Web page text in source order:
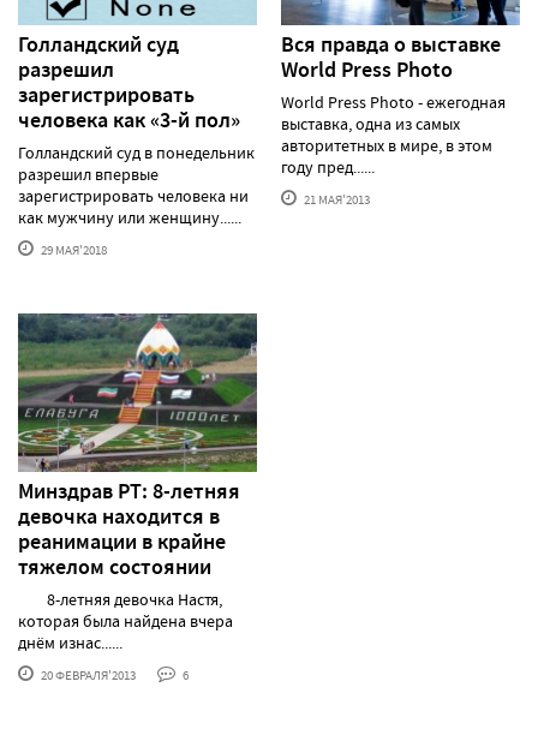
Голландский суд
разрешил
зарегистрировать
человека как «3-й пол»
Голландский суд в понедельник
разрешил впервые
зарегистрировать человека ни
как мужчину или женщину......
29 МАЯ'2018
Вся правда о выставке
World Press Photo
World Press Photo - ежегодная
выставка, одна из самых
авторитетных в мире, в этом
году пред......
21 МАЯ'2013
Минздрав РТ: 8-летняя
девочка находится в
реанимации в крайне
тяжелом состоянии
8-летняя девочка Настя,
которая была найдена вчера
днём изнас......
20 ФЕВРАЛЯ'2013 6